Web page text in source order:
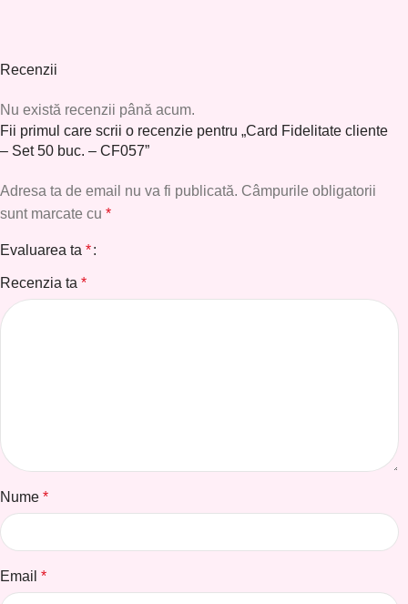
Recenzii
Nu există recenzii până acum.
Fii primul care scrii o recenzie pentru „Card Fidelitate cliente
– Set 50 buc. – CF057”
Adresa ta de email nu va fi publicată. Câmpurile obligatorii
sunt marcate cu *
Evaluarea ta *
Recenzia ta *
Nume *
Email *